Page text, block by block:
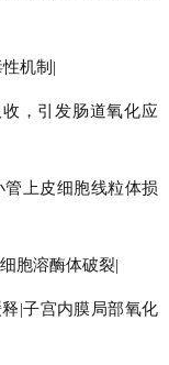
机制|
，引发肠道氧化应
管上皮细胞线粒体损
胞溶酶体破裂|
|子宫内膜局部氧化